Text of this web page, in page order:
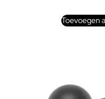
Toevoegen